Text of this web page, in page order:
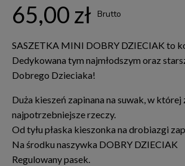
65,00 zł Brutto
SASZETKA MINI DOBRY DZIECIAK to
Dedykowana tym najmłodszym oraz
Dobrego Dzieciaka!
Duża kieszeń zapinana na suwak, w której
najpotrzebniejsze rzeczy.
Od tyłu płaska kieszonka na drobiazgi
Na środku naszywka DOBRY DZIECIAK
Regulowany pasek.